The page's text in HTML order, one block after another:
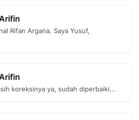
Rifan Argana. Saya Yusuf,
koreksinya ya, sudah diperbaiki...